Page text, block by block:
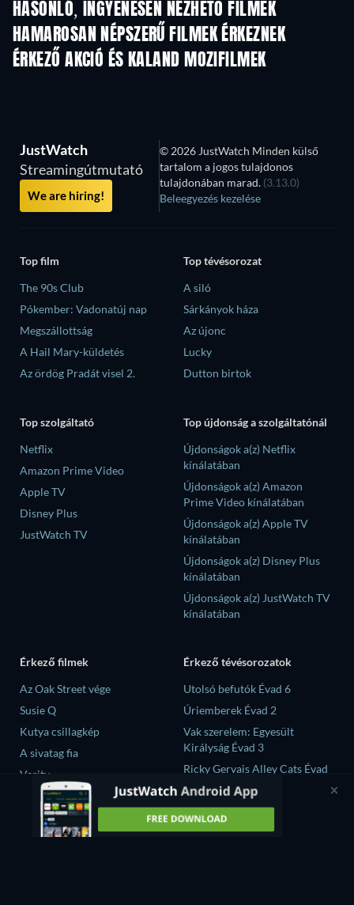
HASONLÓ, INGYENESEN NÉZHETŐ FILMEK
HAMAROSAN NÉPSZERŰ FILMEK ÉRKEZNEK
ÉRKEZŐ AKCIÓ ÉS KALAND MOZIFILMEK
JustWatch
Streamingútmutató
We are hiring!
© 2026 JustWatch Minden külső
tartalom a jogos tulajdonos
tulajdonában marad. (3.13.0)
Beleegyezés kezelése
Top film
The 90s Club
Pókember: Vadonatúj nap
Megszállottság
A Hail Mary-küldetés
Az ördög Pradát visel 2.
Top tévésorozat
A siló
Sárkányok háza
Az újonc
Lucky
Dutton birtok
Top szolgáltató
Netflix
Amazon Prime Video
Apple TV
Disney Plus
JustWatch TV
Top újdonság a szolgáltatónál
Újdonságok a(z) Netflix
kínálatában
Újdonságok a(z) Amazon
Prime Video kínálatában
Újdonságok a(z) Apple TV
kínálatában
Újdonságok a(z) Disney Plus
kínálatában
Újdonságok a(z) JustWatch TV
kínálatában
Érkező filmek
Az Oak Street vége
Susie Q
Kutya csillagkép
A sivatag fia
Verity
Érkező tévésorozatok
Utolsó befutók Évad 6
Úriemberek Évad 2
Vak szerelem: Egyesült
Királyság Évad 3
Ricky Gervais Alley Cats Évad
1
Operation Safed Sagar Évad 1